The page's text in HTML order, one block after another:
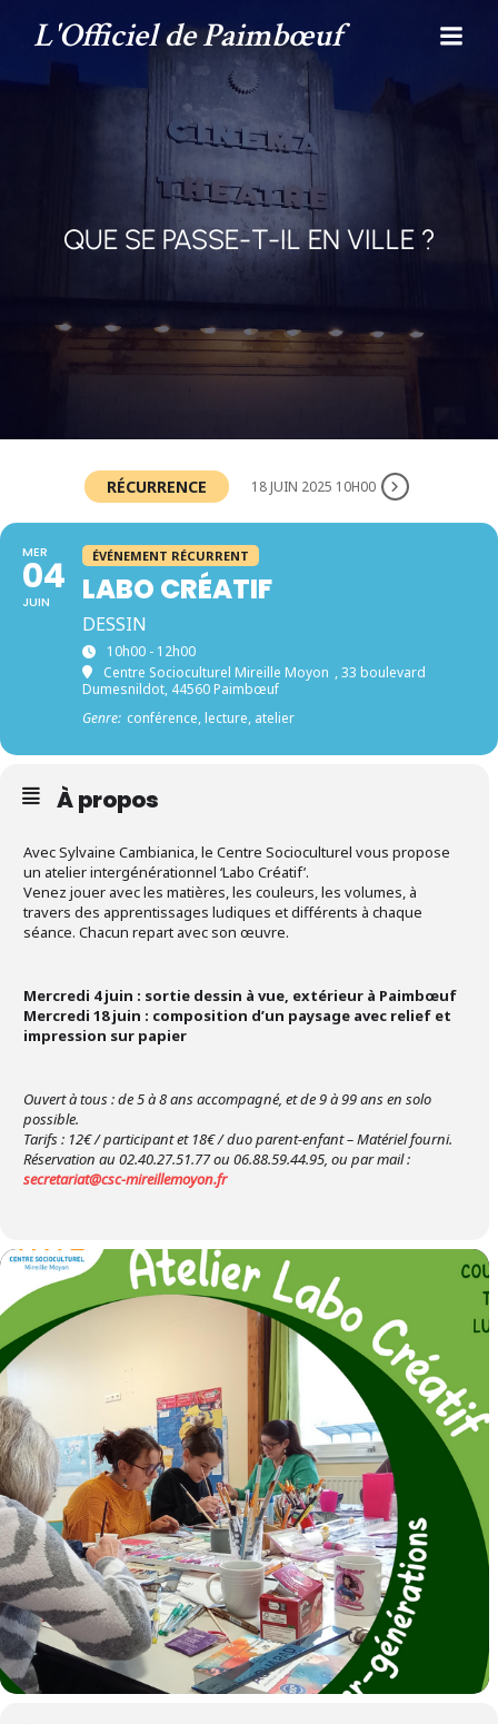
L'Officiel de Paimbœuf
QUE SE PASSE-T-IL EN VILLE ?
RÉCURRENCE 18 JUIN 2025 10H00
MER
04
JUIN
ÉVÉNEMENT RÉCURRENT
LABO CRÉATIF
DESSIN
10h00 - 12h00
Centre Socioculturel Mireille Moyon , 33 boulevard
Dumesnildot, 44560 Paimbœuf
Genre: conférence, lecture, atelier
À propos
Avec Sylvaine Cambianica, le Centre Socioculturel vous propose
un atelier intergénérationnel ‘Labo Créatif’.
Venez jouer avec les matières, les couleurs, les volumes, à
travers des apprentissages ludiques et différents à chaque
séance. Chacun repart avec son œuvre.
Mercredi 4 juin : sortie dessin à vue, extérieur à Paimbœuf
Mercredi 18 juin : composition d’un paysage avec relief et
impression sur papier
Ouvert à tous : de 5 à 8 ans accompagné, et de 9 à 99 ans en solo
possible.
Tarifs : 12€ / participant et 18€ / duo parent-enfant – Matériel fourni.
Réservation au 02.40.27.51.77 ou 06.88.59.44.95, ou par mail :
secretariat@csc-mireillemoyon.fr